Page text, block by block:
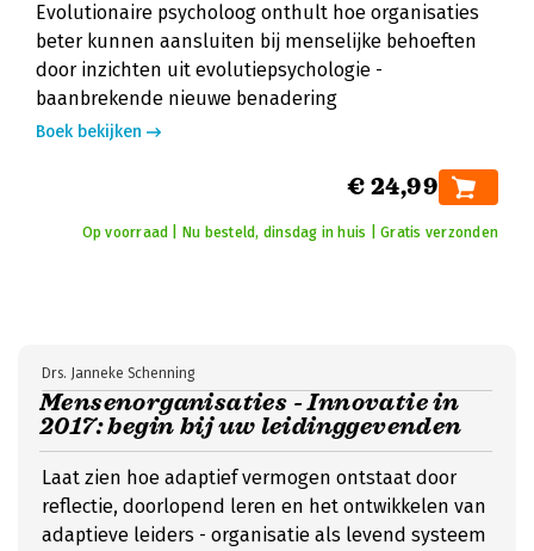
Evolutionaire psycholoog onthult hoe organisaties
beter kunnen aansluiten bij menselijke behoeften
door inzichten uit evolutiepsychologie -
baanbrekende nieuwe benadering
Boek bekijken
€ 24,99
Op voorraad | Nu besteld, dinsdag in huis | Gratis verzonden
Mensenorganisaties - Innovatie in
2017: begin bij uw leidinggevenden
Drs. Janneke Schenning
Laat zien hoe adaptief vermogen ontstaat door
reflectie, doorlopend leren en het ontwikkelen van
adaptieve leiders - organisatie als levend systeem